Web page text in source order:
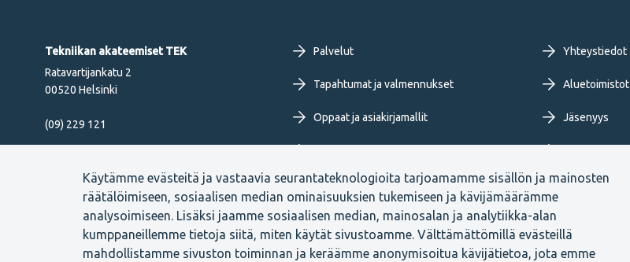
Käytämme evästeitä ja vastaavia seurantateknologioita tarjoamamme sisällön ja mainosten
räätälöimiseen, sosiaalisen median ominaisuuksien tukemiseen ja kävijämäärämme
analysoimiseen. Lisäksi jaamme sosiaalisen median, mainosalan ja analytiikka-alan
kumppaneillemme tietoja siitä, miten käytät sivustoamme. Välttämättömillä evästeillä
mahdollistamme sivuston toiminnan ja keräämme anonymisoitua kävijätietoa, jota emme
Tekniikan akateemiset TEK
Ratavartijankatu 2
00520 Helsinki
(09) 229 121
Footer
primary
menu
FI
Palvelut
Tapahtumat ja valmennukset
Oppaat ja asiakirjamallit
Uutiset ja blogit
Yhteystiedot
Aluetoimistot
Jäsenyys
Extranet